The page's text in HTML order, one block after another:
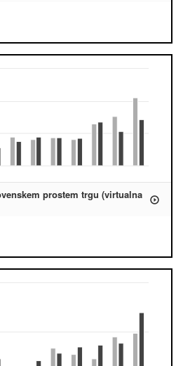
prostem trgu (virtualna